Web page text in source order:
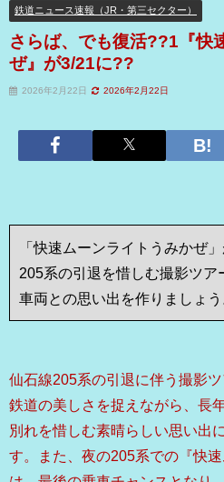
鉄道ニュース速報（JR・第三セクター）
さらば、でも復活??1『快
ぜ』が3/21に??
2026年2月22日 2026年2月22日
「快速ムーンライトうみかぜ
205系の引退を惜しむ撮影ツア
車両との思い出を作りましょう
仙石線205系の引退に伴う撮影
鉄道の美しさを捉えながら、長
別れを惜しむ素晴らしい思い出
す。また、夜の205系での『快速